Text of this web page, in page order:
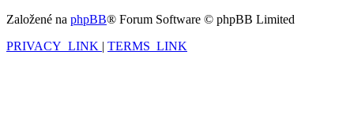
Založené na phpBB® Forum Software © phpBB Limited
PRIVACY_LINK | TERMS_LINK